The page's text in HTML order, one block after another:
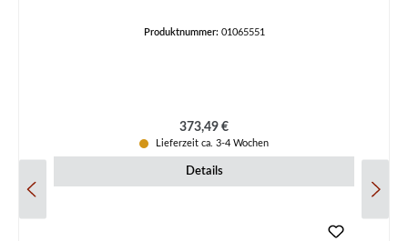
Produktnummer: 01065551
Regulärer Preis:
373,49 €
Lieferzeit ca. 3-4 Wochen
Details